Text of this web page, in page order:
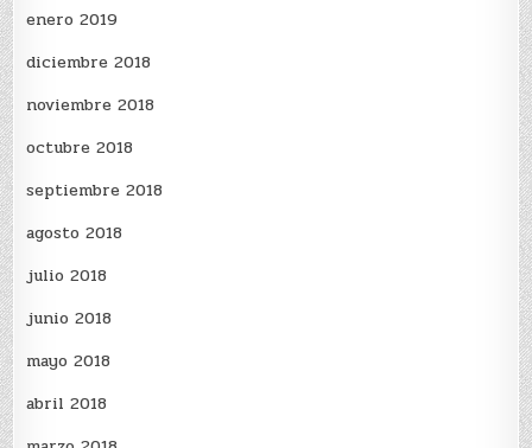
enero 2019
diciembre 2018
noviembre 2018
octubre 2018
septiembre 2018
agosto 2018
julio 2018
junio 2018
mayo 2018
abril 2018